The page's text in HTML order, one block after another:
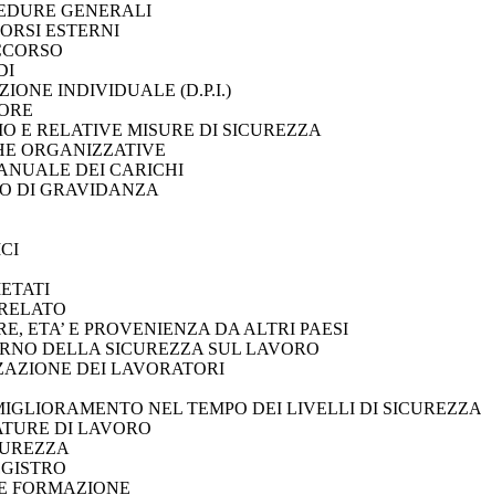
GENERALI
ESTERNI
INDIVIDUALE (D.P.I.)
E RELATIVE MISURE DI SICUREZZA
ORGANIZZATIVE
DEI CARICHI
DI GRAVIDANZA
ETA’ E PROVENIENZA DA ALTRI PAESI
DELLA SICUREZZA SUL LAVORO
DEI LAVORATORI
NEL TEMPO DEI LIVELLI DI SICUREZZA
DI LAVORO
FORMAZIONE